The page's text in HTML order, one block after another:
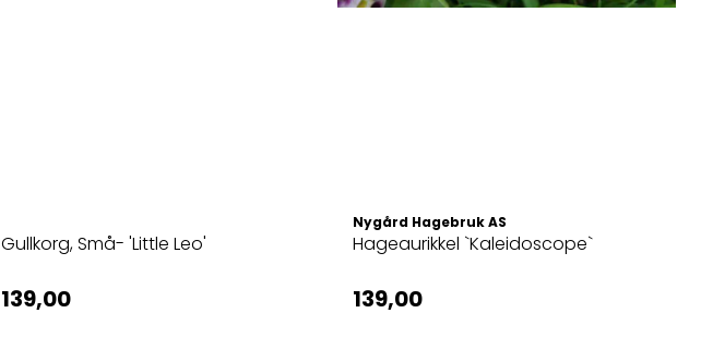
Gullkorg, Små- 'Little Leo'
139,00
Nygård Hagebruk AS
Hageaurikkel `Kaleidoscope`
139,00